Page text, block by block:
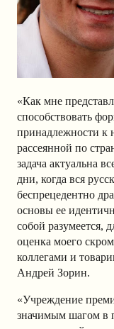
«Как мне
способствовать
принадлежности к
рассеянной по
задача актуальна
дни, когда вся
беспрецедентно
основы ее
собой разумеется,
оценка моего
коллегами и
Андрей Зорин.
«Учреждение
значимым шагом в